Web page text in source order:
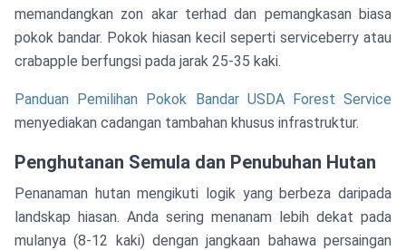
memandangkan zon akar terhad dan pemangkasan biasa
pokok bandar. Pokok hiasan kecil seperti serviceberry atau
crabapple berfungsi pada jarak 25-35 kaki.
Panduan Pemilihan Pokok Bandar USDA Forest Service
menyediakan cadangan tambahan khusus infrastruktur.
Penghutanan Semula dan Penubuhan Hutan
Penanaman hutan mengikuti logik yang berbeza daripada
landskap hiasan. Anda sering menanam lebih dekat pada
mulanya (8-12 kaki) dengan jangkaan bahawa persaingan